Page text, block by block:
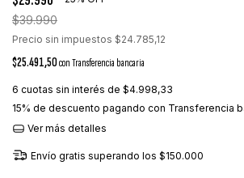
$39.990
Precio sin impuestos $24.785,12
$25.491,50conTransferencia bancaria
6 cuotas sin interés de $4.998,33
15% de descuento pagando con Transferencia
Ver más detalles
Envío gratis superando los $150.000